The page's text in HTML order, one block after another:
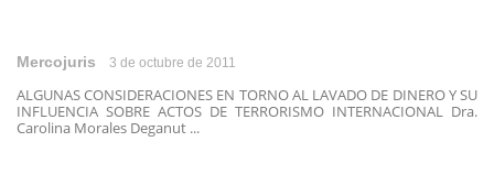
Mercojuris 3 de octubre de 2011
ALGUNAS CONSIDERACIONES EN TORNO AL LAVADO DE DINERO Y SU
INFLUENCIA SOBRE ACTOS DE TERRORISMO INTERNACIONAL Dra.
Carolina Morales Deganut ...